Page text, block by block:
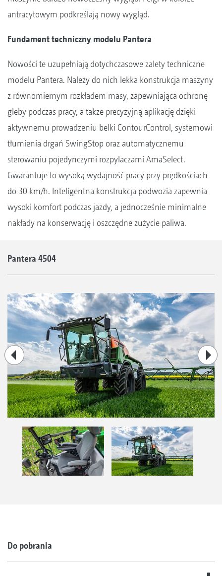
antracytowym podkreślają nowy wygląd.
Fundament techniczny modelu Pantera
Nowości te uzupełniają dotychczasowe zalety techniczne
modelu Pantera. Należy do nich lekka konstrukcja maszyny
z równomiernym rozkładem masy, zapewniająca ochronę
gleby podczas pracy, a także precyzyjną aplikację dzięki
aktywnemu prowadzeniu belki ContourControl, systemowi
tłumienia drgań SwingStop oraz automatycznemu
sterowaniu pojedynczymi rozpylaczami AmaSelect.
Gwarantuje to wysoką wydajność pracy przy prędkościach
do 30 km/h. Inteligentna konstrukcja podwozia zapewnia
wysoki komfort podczas jazdy, a jednocześnie minimalne
nakłady na konserwację i oszczędne zużycie paliwa.
Pantera 4504
Do pobrania